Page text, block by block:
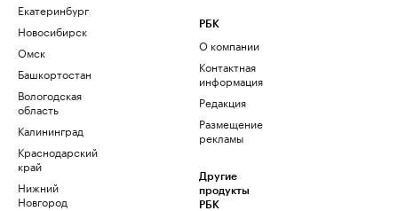
Екатеринбург
Новосибирск
Омск
Башкортостан
Вологодская
область
Калининград
Краснодарский
край
Нижний
Новгород
РБК
О компании
Контактная
информация
Редакция
Размещение
рекламы
Другие
продукты
РБК